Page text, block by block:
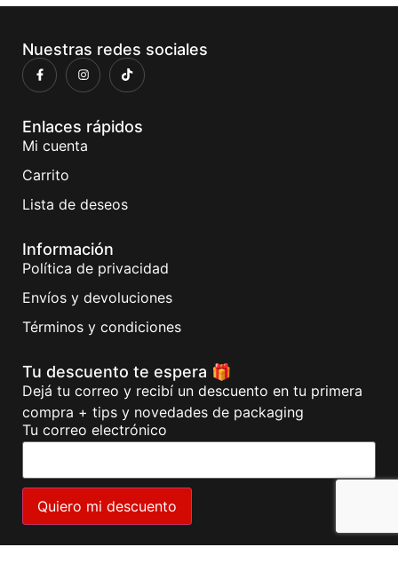
Nuestras redes sociales
Enlaces rápidos
Mi cuenta
Carrito
Lista de deseos
Información
Política de privacidad
Envíos y devoluciones
Términos y condiciones
Tu descuento te espera 🎁
Dejá tu correo y recibí un descuento en tu primera
compra + tips y novedades de packaging
Tu correo electrónico